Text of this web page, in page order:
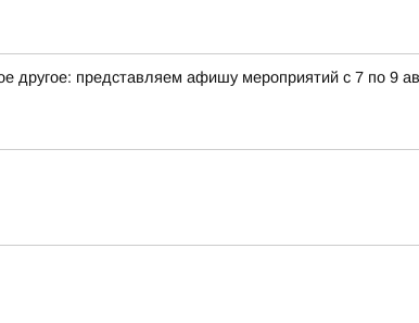
другое: представляем афишу мероприятий с 7 по 9